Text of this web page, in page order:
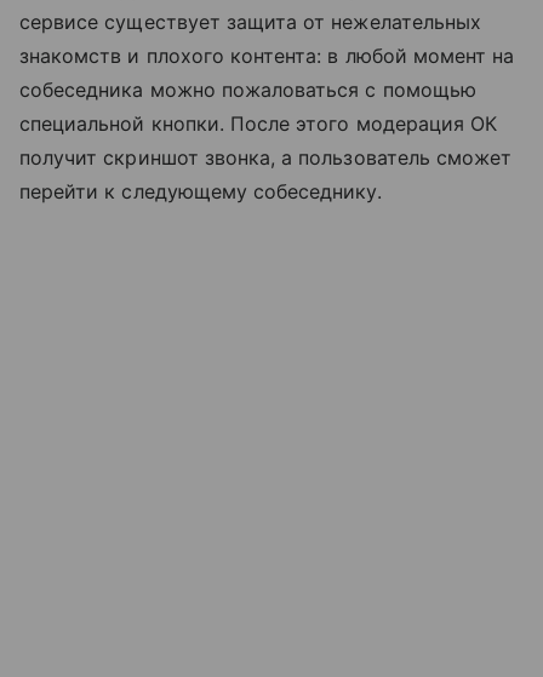
сервисе существует защита от нежелательных
знакомств и плохого контента: в любой момент на
собеседника можно пожаловаться с помощью
специальной кнопки. После этого модерация ОК
получит скриншот звонка, а пользователь сможет
перейти к следующему собеседнику.